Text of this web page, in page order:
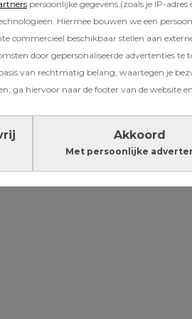
persoonlijke gegevens (zoals je IP-adres
Hiermee bouwen we een
commercieel beschikbaar stellen aan
door gepersonaliseerde advertenties te
van rechtmatig belang, waartegen je
ga hiervoor naar de footer van de website
Akkoord
Met persoonlijke
zijn. Niet alleen een
stoffen zoals lood en
Administration) heeft
gedaan gaat worden naar
die tampons gebruiken.
onder de advertentie